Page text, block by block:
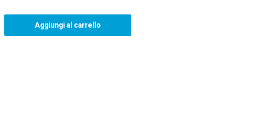
Aggiungi al carrello